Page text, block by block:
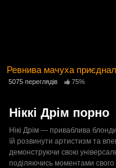
Ревнива мачуха
5075 переглядів 75%
Ніккі Дрім порно
Нікі Дрім — приваблива
їй розвинути артистизм та
демонструючи свою
поділяючись моментами